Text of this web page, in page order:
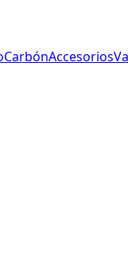
CarbónAccesorios